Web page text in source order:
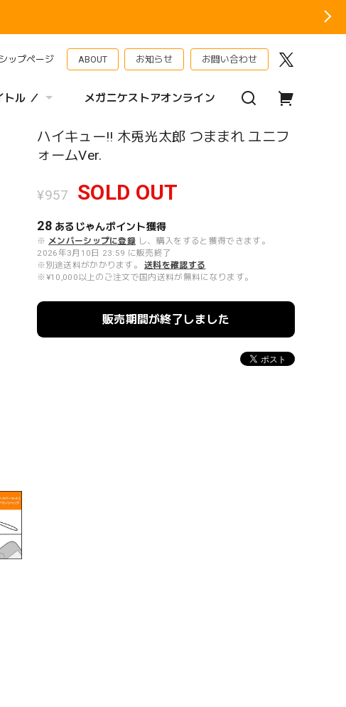
ップページ ABOUT お知らせ お問い合わせ
トル ／ メガニケストアオンライン
ハイキュー!! 木兎光太郎 つままれ ユニフ
ォームVer.
¥957 SOLD OUT
28 あるじゃんポイント獲得
※ メンバーシップに登録 し、購入をすると獲得できます。
2026年3月10日 23:59 に販売終了
※別途送料がかかります。
送料を確認する
※¥10,000以上のご注文で国内送料が無料になります。
販売期間が終了しました